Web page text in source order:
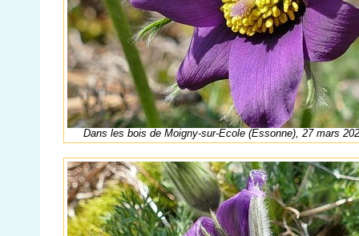
Dans les bois de Moigny-sur-Ecole (Essonne), 27 mars